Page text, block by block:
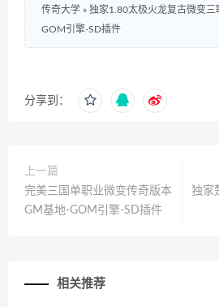
传奇大学 » 独家1.80太极火龙复古微变三
GOM引擎-SD插件
分享到：
上一篇
完美三国单职业微变传奇版本
GM基地-GOM引擎-SD插件
独家
相关推荐